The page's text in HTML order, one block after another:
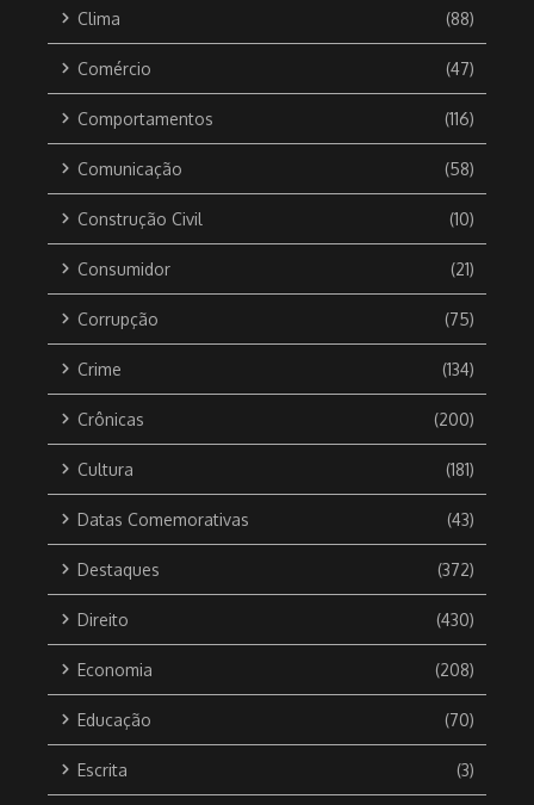
Clima (88)
Comércio (47)
Comportamentos (116)
Comunicação (58)
Construção Civil (10)
Consumidor (21)
Corrupção (75)
Crime (134)
Crônicas (200)
Cultura (181)
Datas Comemorativas (43)
Destaques (372)
Direito (430)
Economia (208)
Educação (70)
Escrita (3)